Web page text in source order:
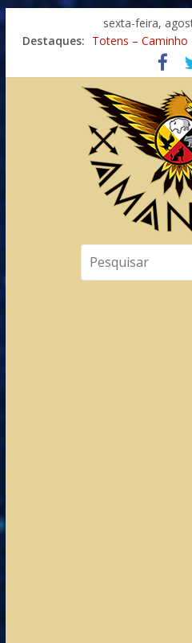
sexta-feira,
Destaques: Totens – Caminho
Imaginação na
Meditando nas
Autosuficiência: A
Xamanismo